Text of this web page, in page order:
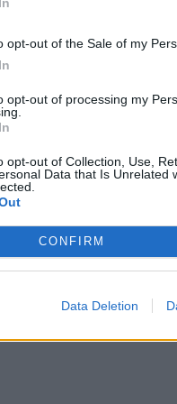
opt-out of the Sale of my
opt-out of processing my
opt-out of Collection, Use,
Data that Is Unrelated
CONFIRM
Data Deletion
η πρωθυπουργός
σε καταφύγια,
του Βίλνιους
προς τα καταφύγια
την παρουσία μη
με την Λιθουανία. Η
ο στρατός, δηλαδή
χθες ουκρανικό
ώρα.